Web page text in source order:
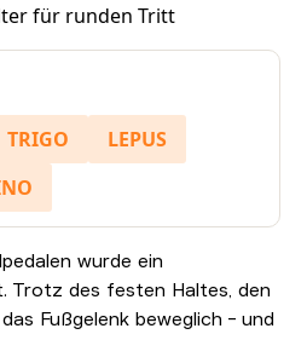
für runden Tritt
TRIGO
LEPUS
wurde ein
Trotz des festen Haltes, den
Fußgelenk beweglich - und